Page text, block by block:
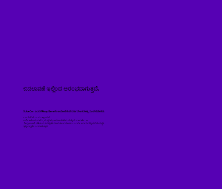
ಬದಲಾವಣೆ ಇಲ್ಲಿಂದ ಆರಂಭವಾಗುತ್ತದೆ.
SolveCon ಎಂದರೆ Reap Benefit ಆಯೋಜಿಸುವ ವರ್ಷದ ಅತಿದೊಡ್ಡ ಯುವ ಸಮಾಗಮ.
ಒಂದು ದಿನ. ಒಂದು ಕ್ಯಾಂಪಸ್.
ಸಾವಿರಾರು ಯುವಕರು, ಸಂಸ್ಥೆಗಳು, ಆಲೋಚನೆಗಳು ಮತ್ತು ಸಂವಾದಗಳು —
ನೀವು ಕಾಳಜಿ ವಹಿಸುವ ಸಮಸ್ಯೆಗಳ ಮೇಲೆ ಕೆಲಸ ಮಾಡಲು ಒಂದೇ ಸಮಯದಲ್ಲಿ ಸೇರಿರುವ ಸ್ಥಳ.
ಇಲ್ಲಿ ಎಲ್ಲರೂ ಒಂದಾಗುತ್ತಾರೆ.